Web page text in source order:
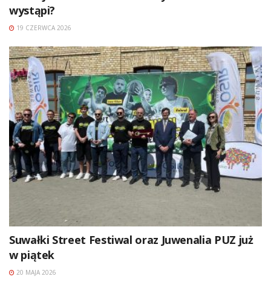
wystąpi?
19 CZERWCA 2026
Suwałki Street Festiwal oraz Juwenalia PUZ już
w piątek
20 MAJA 2026